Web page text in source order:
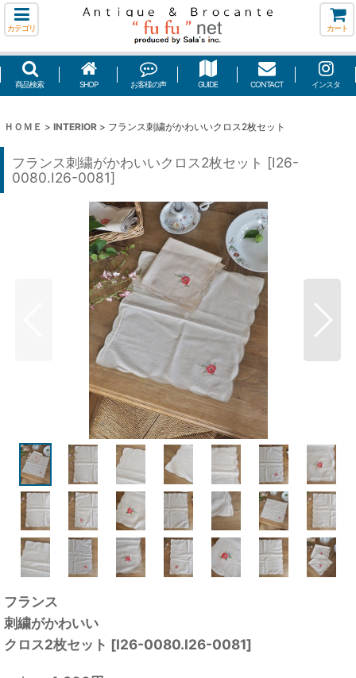
カテゴリ カート
商品検索 SHOP お客様の声 GUIDE CONTACT インスタ
ＨＯＭＥ > INTERIOR > フランス刺繍がかわいいクロス2枚セット
フランス刺繍がかわいいクロス2枚セット [I26-
0080.I26-0081]
フランス
刺繍がかわいい
クロス2枚セット [I26-0080.I26-0081]